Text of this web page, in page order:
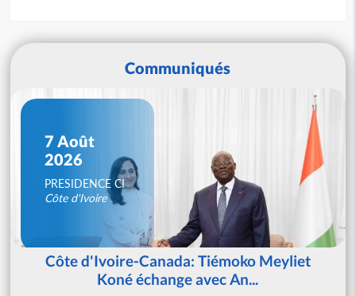
Communiqués
7 Août
2026
PRESIDENCE CI
Côte d'Ivoire
Côte d'Ivoire-Canada: Tiémoko Meyliet
Koné échange avec An...